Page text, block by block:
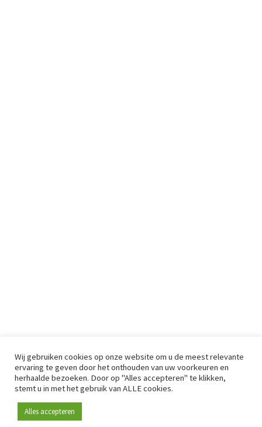
Wij gebruiken cookies op onze website om u de meest relevante
ervaring te geven door het onthouden van uw voorkeuren en
herhaalde bezoeken. Door op "Alles accepteren" te klikken,
stemt u in met het gebruik van ALLE cookies.
Alles accepteren